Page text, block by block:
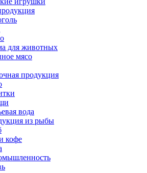
для животных
мясо
продукция
вода
из рыбы
кофе